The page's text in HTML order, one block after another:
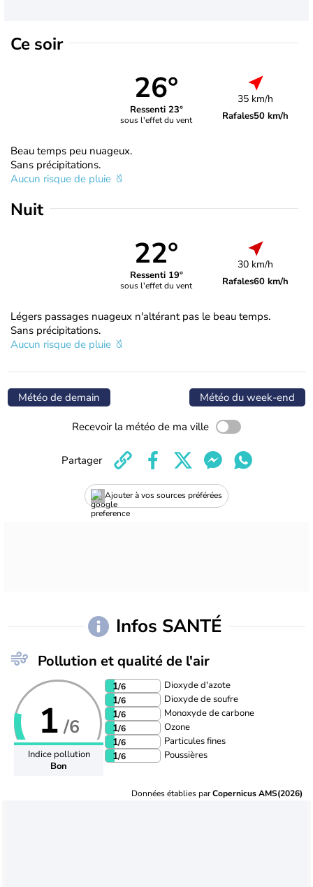
Ce soir
26°
Ressenti 23°
sous l'effet du vent
35 km/h
Rafales50 km/h
Beau temps peu nuageux.
Sans précipitations.
Aucun risque de pluie
Nuit
22°
Ressenti 19°
sous l'effet du vent
30 km/h
Rafales60 km/h
Légers passages nuageux n'altérant pas le beau temps.
Sans précipitations.
Aucun risque de pluie
Météo de demain Météo du week-end
Recevoir la météo de ma ville
Ajouter à vos sources préférées
Partager
Infos SANTÉ
Pollution et qualité de l'air
1 /6
Indice pollution
Bon
1/6 Dioxyde d'azote
1/6 Dioxyde de soufre
1/6 Monoxyde de carbone
1/6 Ozone
1/6 Particules fines
1/6 Poussières
Données établies parCopernicus AMS(2026)